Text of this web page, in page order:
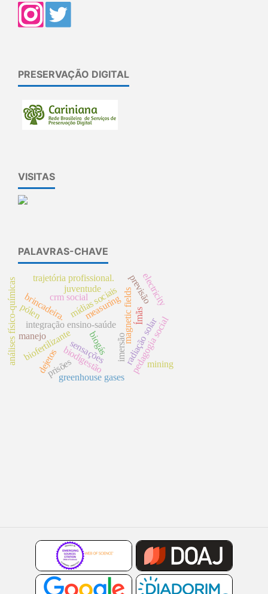
PRESERVAÇÃO DIGITAL
VISITAS
PALAVRAS-CHAVE
integração ensino-saúde
biogás
measuringmagnetic fields
sensações imersãoradiação solar
previsão
mídias sociais
crm social
biodigestão
biofertilizante
dejetos pedagogia social
juventude
trajetória profissional.
Ímãs
brincadeira. electricity
análises físico-químicas
prisõesgreenhouse gases
mining
manejo
pólen